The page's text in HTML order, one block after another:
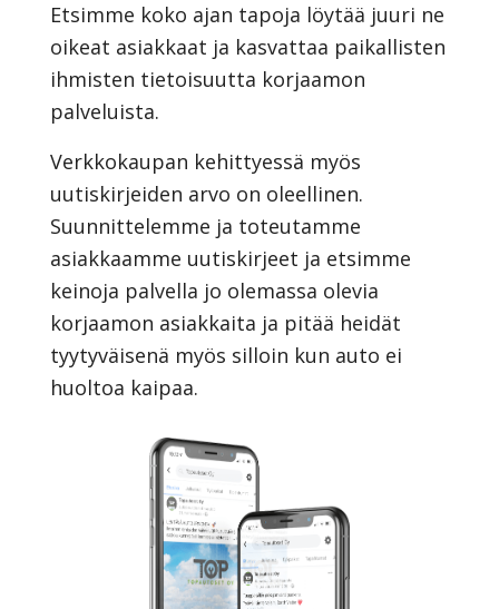
Etsimme koko ajan tapoja löytää juuri ne
oikeat asiakkaat ja kasvattaa paikallisten
ihmisten tietoisuutta korjaamon
palveluista.
Verkkokaupan kehittyessä myös
uutiskirjeiden arvo on oleellinen.
Suunnittelemme ja toteutamme
asiakkaamme uutiskirjeet ja etsimme
keinoja palvella jo olemassa olevia
korjaamon asiakkaita ja pitää heidät
tyytyväisenä myös silloin kun auto ei
huoltoa kaipaa.